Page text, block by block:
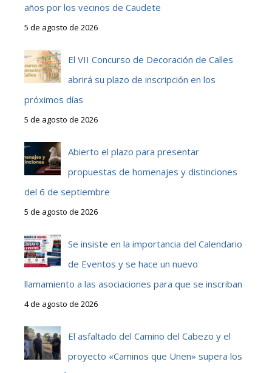
años por los vecinos de Caudete
5 de agosto de 2026
El VII Concurso de Decoración de Calles
abrirá su plazo de inscripción en los
próximos días
5 de agosto de 2026
Abierto el plazo para presentar
propuestas de homenajes y distinciones
del 6 de septiembre
5 de agosto de 2026
Se insiste en la importancia del Calendario
de Eventos y se hace un nuevo
llamamiento a las asociaciones para que se inscriban
4 de agosto de 2026
El asfaltado del Camino del Cabezo y el
proyecto «Caminos que Unen» supera los